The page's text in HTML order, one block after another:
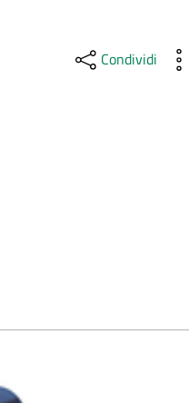
Condividi